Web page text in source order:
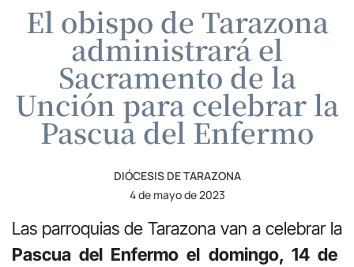
El obispo de Tarazona
administrará el
Sacramento de la
Unción para celebrar la
Pascua del Enfermo
DIÓCESIS DE TARAZONA
4 de mayo de 2023
Las parroquias de Tarazona van a celebrar la
Pascua del Enfermo el domingo, 14 de